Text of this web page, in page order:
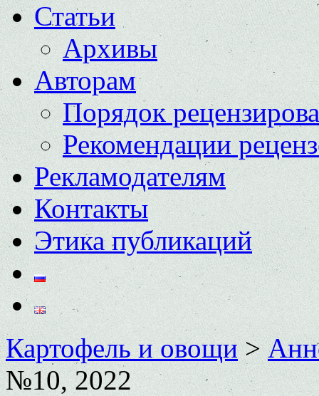
Статьи
Архивы
Авторам
Порядок
Рекомендации
Рекламодателям
Контакты
Этика публикаций
Картофель и овощи>
№10, 2022